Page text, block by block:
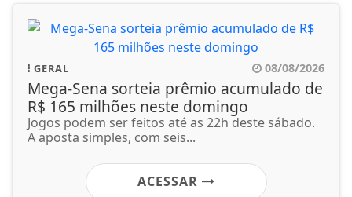
GERAL 08/08/2026
Mega-Sena sorteia prêmio acumulado de
R$ 165 milhões neste domingo
Jogos podem ser feitos até as 22h deste sábado.
A aposta simples, com seis...
ACESSAR